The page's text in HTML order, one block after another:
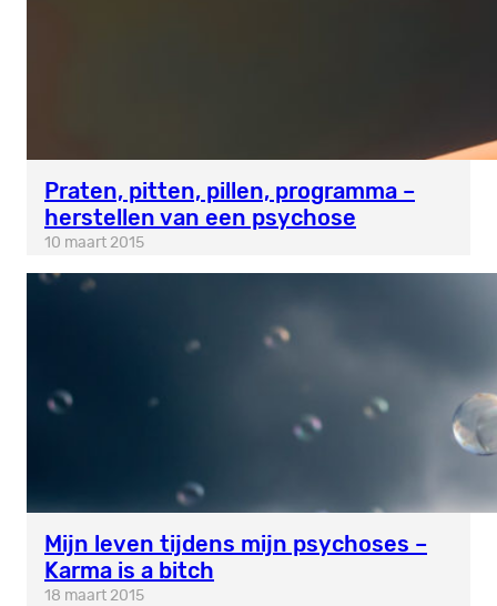
Praten, pitten, pillen, programma –
herstellen van een psychose
10 maart 2015
Mijn leven tijdens mijn psychoses –
Karma is a bitch
18 maart 2015